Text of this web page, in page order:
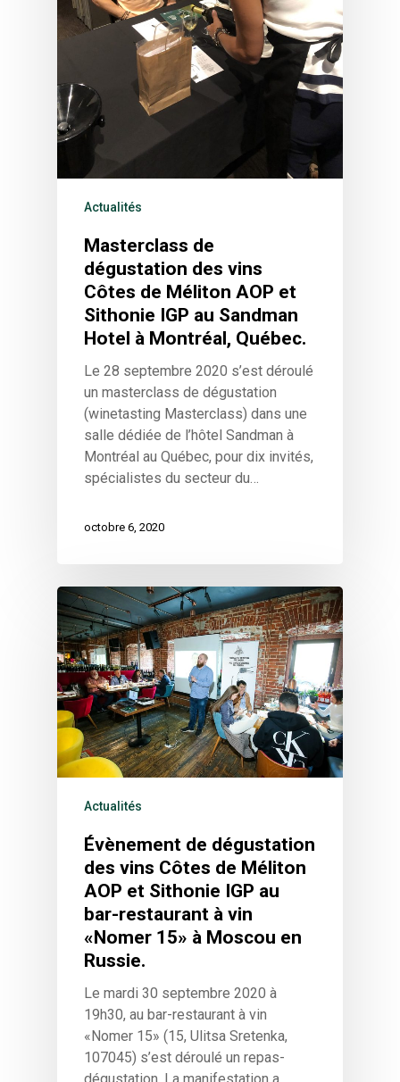
Actualités
Masterclass de
dégustation des vins
Côtes de Méliton AOP et
Sithonie IGP au Sandman
Hotel à Montréal, Québec.
Le 28 septembre 2020 s’est déroulé
un masterclass de dégustation
(winetasting Masterclass) dans une
salle dédiée de l’hôtel Sandman à
Montréal au Québec, pour dix invités,
spécialistes du secteur du…
octobre 6, 2020
Actualités
Évènement de dégustation
des vins Côtes de Méliton
AOP et Sithonie IGP au
bar-restaurant à vin
«Nomer 15» à Moscou en
Russie.
Le mardi 30 septembre 2020 à
19h30, au bar-restaurant à vin
«Nomer 15» (15, Ulitsa Sretenka,
107045) s’est déroulé un repas-